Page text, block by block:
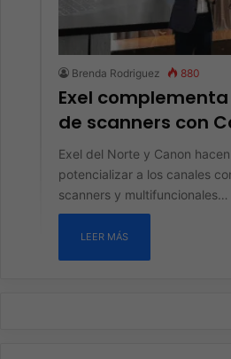
Brenda Rodriguez 880
Exel
de scanners con
Exel del Norte y Canon
potencializar a los canales
scanners y multifuncionales…
LEER MÁS